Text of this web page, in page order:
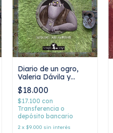
Diario de un ogro,
Valeria Dávila y
Mónica López
$18.000
$17.100 con
Transferencia o
depósito bancario
2 x $9.000 sin interés